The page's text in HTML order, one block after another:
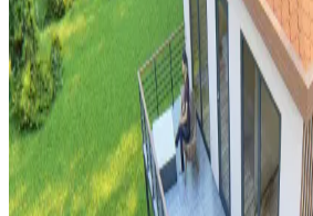
Balkon ve Teras Alanlarında
Kullanım Önerileri
Balkon ve teraslarda barbeküden
eğlence alanlarına kadar işlevsel ve estetik
çok yönlü kullanabilirsiniz.
Merdiven Boşluğunda Ayna
Estetik ve Fonksiyonel Dengeyi